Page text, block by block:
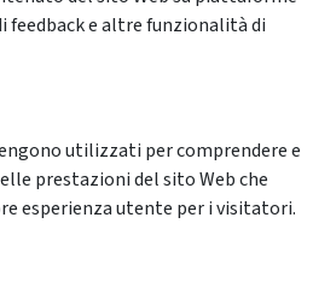
feedback e altre funzionalità di
utilizzati per comprendere e
prestazioni del sito Web che
esperienza utente per i visitatori.